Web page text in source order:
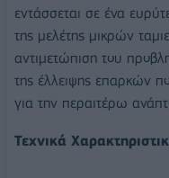
εντάσσεται σε ένα
της μελέτης μικρών
αντιμετώπιση του
της έλλειψης επαρκών
για την περαιτέρω
Τεχνικά